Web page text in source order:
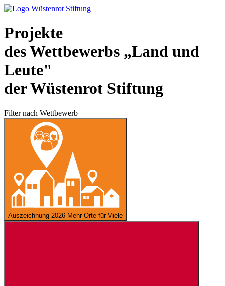
Projekte
des Wettbewerbs „Land und
Leute"
der Wüstenrot Stiftung
Filter nach Wettbewerb
Auszeichnung 2026 Mehr Orte für Viele